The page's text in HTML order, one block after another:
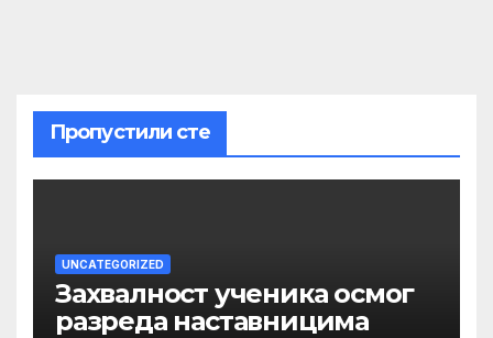
Пропустили сте
UNCATEGORIZED
Захвалност ученика осмог
разреда наставницима